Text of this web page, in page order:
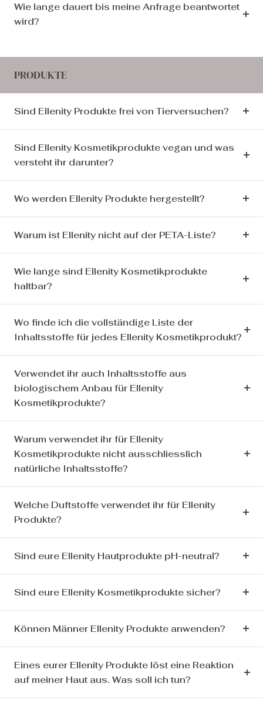
Wie lange dauert bis meine Anfrage beantwortet
wird?
PRODUKTE
Sind Ellenity Produkte frei von Tierversuchen?
Sind Ellenity Kosmetikprodukte vegan und was
versteht ihr darunter?
Wo werden Ellenity Produkte hergestellt?
Warum ist Ellenity nicht auf der PETA-Liste?
Wie lange sind Ellenity Kosmetikprodukte
haltbar?
Wo finde ich die vollständige Liste der
Inhaltsstoffe für jedes Ellenity Kosmetikprodukt?
Verwendet ihr auch Inhaltsstoffe aus
biologischem Anbau für Ellenity
Kosmetikprodukte?
Warum verwendet ihr für Ellenity
Kosmetikprodukte nicht ausschliesslich
natürliche Inhaltsstoffe?
Welche Duftstoffe verwendet ihr für Ellenity
Produkte?
Sind eure Ellenity Hautprodukte pH-neutral?
Sind eure Ellenity Kosmetikprodukte sicher?
Können Männer Ellenity Produkte anwenden?
Eines eurer Ellenity Produkte löst eine Reaktion
auf meiner Haut aus. Was soll ich tun?